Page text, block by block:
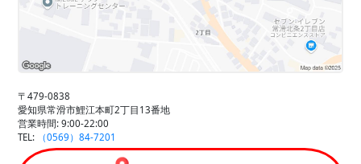
〒479-0838
愛知県常滑市鯉江本町2丁目13番地
営業時間: 9:00-22:00
TEL:
（0569）84-7201